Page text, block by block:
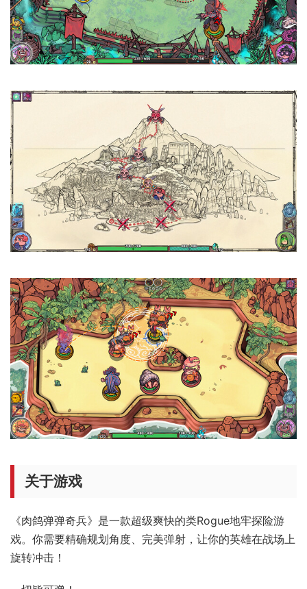
关于游戏
《肉鸽弹弹奇兵》是一款超级爽快的类Rogue地牢探险游
戏。你需要精确规划角度、完美弹射，让你的英雄在战场上
旋转冲击！